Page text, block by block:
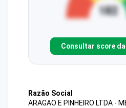
Consultar score da
Razão Social
ARAGAO E PINHEIRO LTDA -